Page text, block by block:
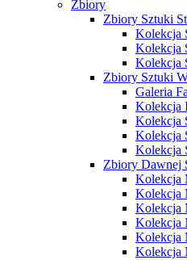
Zbiory
Zbiory Sztuki
Kolekcja
Kolekcja
Kolekcja
Zbiory Sztuki
Galeria
Kolekcja
Kolekcja
Kolekcja
Kolekcja
Zbiory Dawnej
Kolekcja
Kolekcja
Kolekcja
Kolekcja
Kolekcja
Kolekcja